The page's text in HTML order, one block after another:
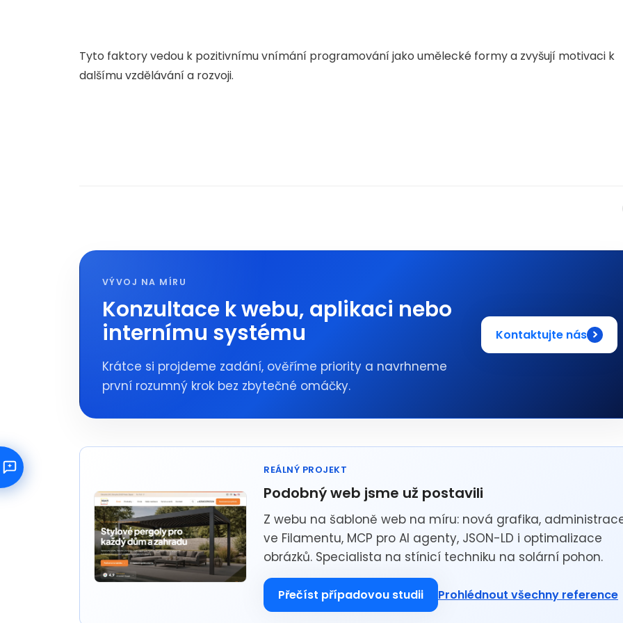
Tyto faktory vedou k pozitivnímu vnímání programování jako umělecké formy a zvyšují motivaci k
dalšímu vzdělávání a rozvoji.
VÝVOJ NA MÍRU
Konzultace k webu, aplikaci nebo
internímu systému
Krátce si projdeme zadání, ověříme priority a navrhneme
první rozumný krok bez zbytečné omáčky.
Kontaktujte nás
REÁLNÝ PROJEKT
Podobný web jsme už postavili
Z webu na šabloně web na míru: nová grafika,
ve Filamentu, MCP pro AI agenty, JSON-LD i optimalizace
obrázků. Specialista na stínicí techniku na solární pohon.
Přečíst případovou studii Prohlédnout všechny reference